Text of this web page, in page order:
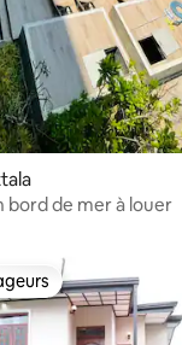
bord de mer à louer